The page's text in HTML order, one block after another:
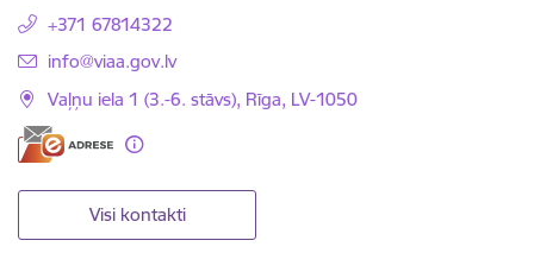
+371 67814322
E-pasts:
info@viaa.gov.lv
Vaļņu iela 1 (3.-6. stāvs), Rīga, LV-1050
Visi kontakti